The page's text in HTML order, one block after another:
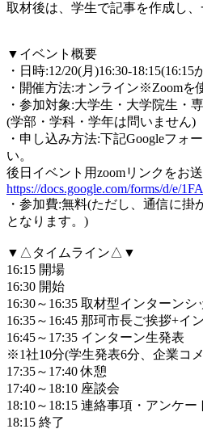
取材後は、学生で記事を作成し、
▼イベント概要
・日時:12/20(月)16:30-18:15(16:15
・開催方法:オンライン※Zoomを
・参加対象:大学生・大学院生・
(学部・学科・学年は問いません)
・申し込み方法:下記Googleフォ
い。
後日イベント用zoomリンクをお
https://docs.google.com/forms/d/e/
・参加費:無料(ただし、通信に掛
となります。)
▼△タイムライン△▼
16:15 開場
16:30 開始
16:30～16:35 取材型インターンシ
16:35～16:45 那珂市長ご挨拶+イ
16:45～17:35 インターン生発表
※1社10分(学生発表6分、企業コ
17:35～17:40 休憩
17:40～18:10 座談会
18:10～18:15 連絡事項・アンケー
18:15 終了